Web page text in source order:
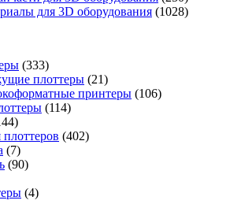
для 3D оборудования (1028)
(333)
плоттеры (21)
принтеры (106)
(114)
(402)
(7)
(90)
(4)